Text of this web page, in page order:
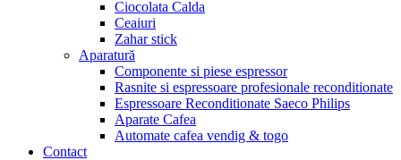
Ciocolata Calda
Ceaiuri
Zahar stick
Aparatură
Componente si piese espressor
Rasnite si espressoare profesionale reconditionate
Espressoare Reconditionate Saeco Philips
Aparate Cafea
Automate cafea vendig & togo
Contact